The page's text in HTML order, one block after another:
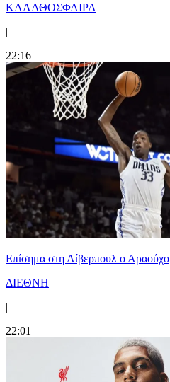
ΚΑΛΑΘΟΣΦΑΙΡΑ
|
22:16
Επίσημα στη Λίβερπουλ ο Αραούχο
ΔΙΕΘΝΗ
|
22:01